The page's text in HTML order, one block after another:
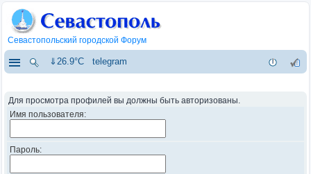
Севастопольский городской Форум
⇓26.9°C telegram
Для просмотра профилей вы должны быть авторизованы.
Имя пользователя:
Пароль: